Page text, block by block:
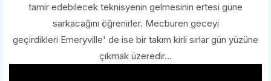
tamir edebilecek teknisyenin gelmesinin ertesi güne
sarkacağını öğrenirler. Mecburen geceyi
geçirdikleri Emeryville' de ise bir takım kirli sırlar gün yüzüne
çıkmak üzeredir...